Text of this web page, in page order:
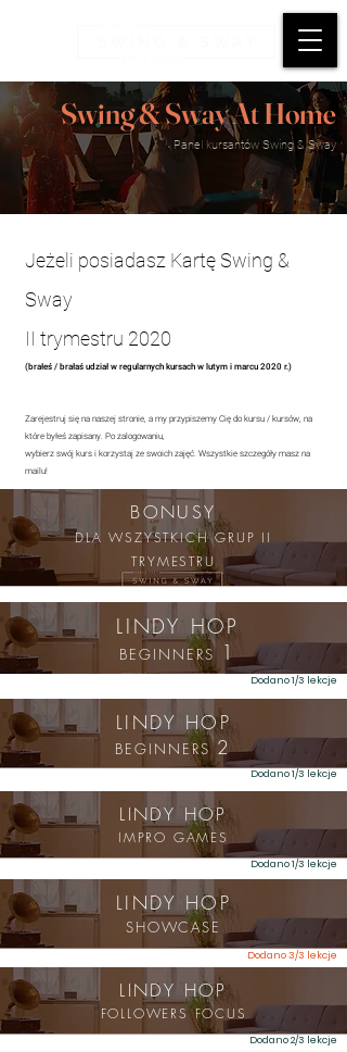
Swing & Sway At Home
Panel kursantów Swing & Sway
Jeżeli posiadasz Kartę Swing &
Sway
II trymestru 2020
(brałeś / brałaś udział w regularnych kursach w lutym i marcu 2020 r.)
Zarejestruj się na naszej stronie, a my przypiszemy Cię do kursu / kursów, na
które byłeś zapisany. Po zalogowaniu,
wybierz swój kurs i korzystaj ze swoich zajęć. Wszystkie szczegóły masz na
mailu!
BONUSY
DLA WSZYSTKICH GRUP II
TRYMESTRU
LINDY HOP
BEGINNERS 1
Dodano 1/3 lekcje
LINDY HOP
BEGINNERS 2
Dodano 1/3 lekcje
LINDY HOP
IMPRO GAMES
Dodano 1/3 lekcje
LINDY HOP
SHOWCASE
Dodano 3/3 lekcje
LINDY HOP
FOLLOWERS FOCUS
Dodano 2/3 lekcje